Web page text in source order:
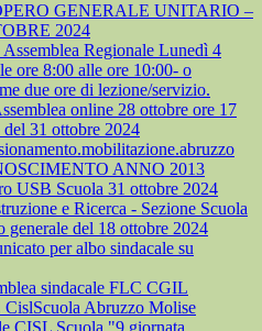
GENERALE UNITARIO –
2024
Regionale Lunedì 4
ore 8:00 alle ore 10:00- o
due ore di lezione/servizio.
online 28 ottobre ore 17
31 ottobre 2024
ANNO 2013
USB Scuola 31 ottobre 2024
e Ricerca - Sezione Scuola
generale del 18 ottobre 2024
per albo sindacale su
sindacale FLC CGIL
Abruzzo Molise